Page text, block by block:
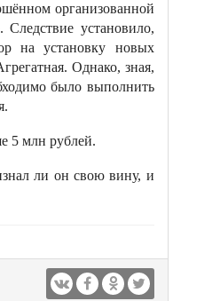
организованной
установило,
на установку новых
Однако, зная,
было выполнить
5 млн рублей.
ли он свою вину, и